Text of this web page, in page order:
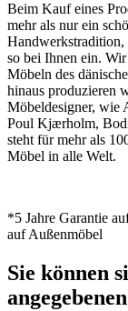
Beim Kauf eines
mehr als nur ein
Handwerkstradition,
so bei Ihnen ein.
Möbeln des
hinaus produzieren
Möbeldesigner, wie
Poul Kjærholm,
steht für mehr als
Möbel in alle Welt.
*5 Jahre Garantie
auf Außenmöbel
Sie können